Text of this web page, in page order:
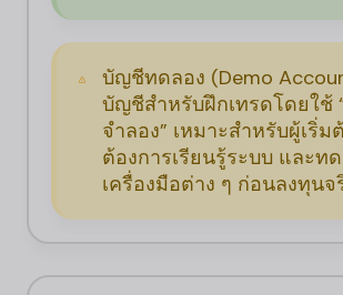
บัญชีทดลอง (Demo
บัญชีสำหรับฝึกเทรดโดยใช้
จำลอง” เหมาะสำหรับผู้เริ่ม
ต้องการเรียนรู้ระบบ และท
เครื่องมือต่าง ๆ ก่อนลงทุนจ